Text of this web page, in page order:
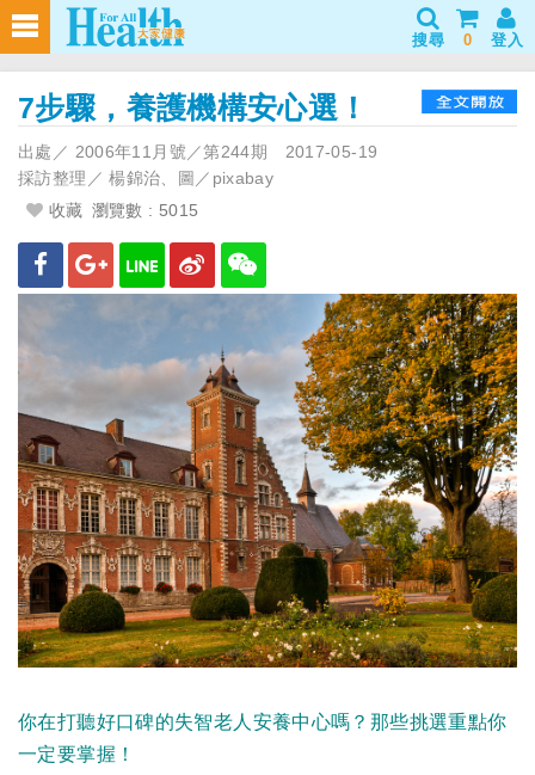
搜尋 0 登入
7步驟，養護機構安心選！
出處／ 2006年11月號／第244期 2017-05-19
採訪整理／ 楊錦治、圖／pixabay
收藏 瀏覽數 : 5015
你在打聽好口碑的失智老人安養中心嗎？那些挑選重點你
一定要掌握！